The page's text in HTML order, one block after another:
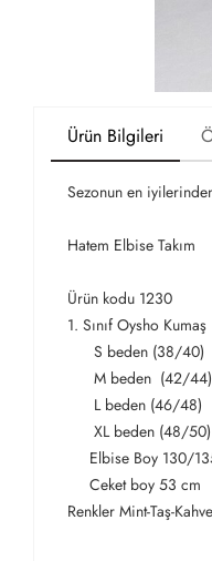
Ürün Bilgileri
Sezonun en
Hatem Elbise Takım
Ürün kodu 1230
1. Sınıf Oysho Kumaş
S beden (38/40)
M beden (42/44)
L beden (46/48)
XL beden (48/50)
Elbise Boy 130/
Ceket boy 53 cm
Renkler Mint-Taş-